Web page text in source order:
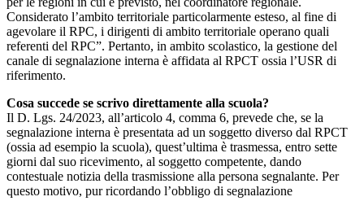
Considerato l’ambito territoriale particolarmente esteso, al fine di
agevolare il RPC, i dirigenti di ambito territoriale operano quali
referenti del RPC”. Pertanto, in ambito scolastico, la gestione del
canale di segnalazione interna è affidata al RPCT ossia l’USR di
riferimento.
Cosa succede se scrivo direttamente alla scuola?
Il D. Lgs. 24/2023, all’articolo 4, comma 6, prevede che, se la
segnalazione interna è presentata ad un soggetto diverso dal RPCT
(ossia ad esempio la scuola), quest’ultima è trasmessa, entro sette
giorni dal suo ricevimento, al soggetto competente, dando
contestuale notizia della trasmissione alla persona segnalante. Per
questo motivo, pur ricordando l’obbligo di segnalazione